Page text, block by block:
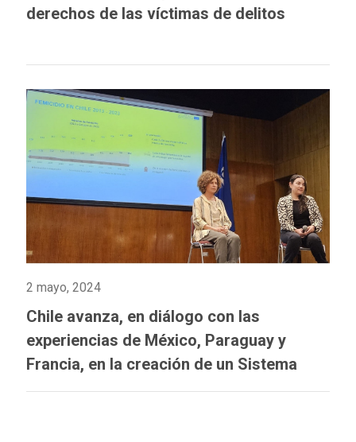
derechos de las víctimas de delitos
2 mayo, 2024
Chile avanza, en diálogo con las
experiencias de México, Paraguay y
Francia, en la creación de un Sistema
Integrado de Información sobre Violencia